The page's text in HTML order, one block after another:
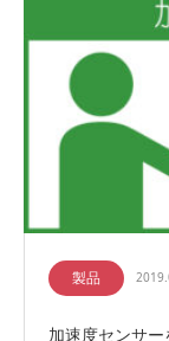
製品
加速度センサ